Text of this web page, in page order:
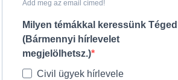
Add meg az email címed!
Milyen témákkal keressünk
(Bármennyi hírlevelet
megjelölhetsz.)
Civil ügyek hírlevele